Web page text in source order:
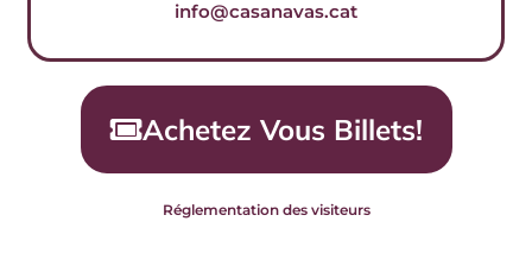
info@casanavas.cat
Achetez Vous Billets!
Réglementation des visiteurs